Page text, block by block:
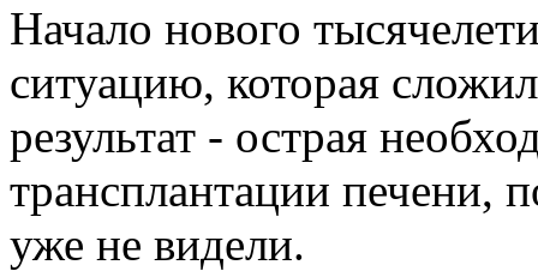
Начало нового
ситуацию, которая
результат - острая
трансплантации печени,
уже не видели.